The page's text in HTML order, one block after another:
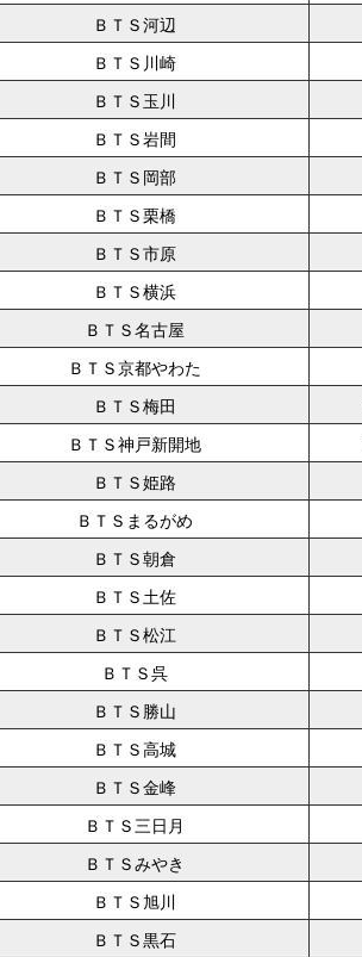
ＢＴＳ河辺
ＢＴＳ川崎
ＢＴＳ玉川
ＢＴＳ岩間
ＢＴＳ岡部
ＢＴＳ栗橋
ＢＴＳ市原
ＢＴＳ横浜
ＢＴＳ名古屋
ＢＴＳ京都やわた
ＢＴＳ梅田
ＢＴＳ神戸新開地
ＢＴＳ姫路
ＢＴＳまるがめ
ＢＴＳ朝倉
ＢＴＳ土佐
ＢＴＳ松江
ＢＴＳ呉
ＢＴＳ勝山
ＢＴＳ高城
ＢＴＳ金峰
ＢＴＳ三日月
ＢＴＳみやき
ＢＴＳ旭川
ＢＴＳ黒石